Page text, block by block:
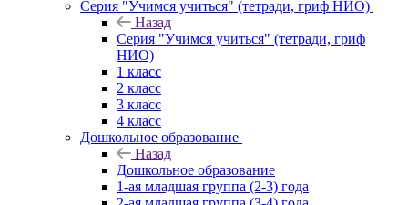
Серия "Учимся учиться" (тетради, гриф НИО)
Назад
Серия "Учимся учиться" (тетради, гриф
НИО)
1 класс
2 класс
3 класс
4 класс
Дошкольное образование
Назад
Дошкольное образование
1-ая младшая группа (2-3) года